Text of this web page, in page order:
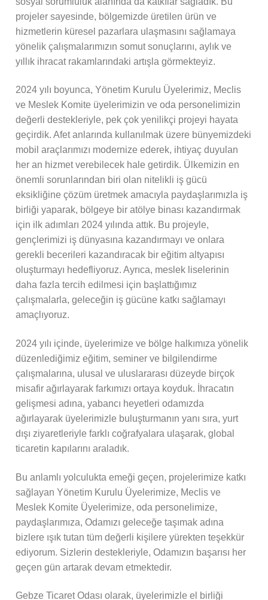
projeler sayesinde, bölgemizde üretilen ürün ve
hizmetlerin küresel pazarlara ulaşmasını sağlamaya
yönelik çalışmalarımızın somut sonuçlarını, aylık ve
yıllık ihracat rakamlarındaki artışla görmekteyiz.
2024 yılı boyunca, Yönetim Kurulu Üyelerimiz, Meclis
ve Meslek Komite üyelerimizin ve oda personelimizin
değerli destekleriyle, pek çok yenilikçi projeyi hayata
geçirdik. Afet anlarında kullanılmak üzere bünyemizdeki
mobil araçlarımızı modernize ederek, ihtiyaç duyulan
her an hizmet verebilecek hale getirdik. Ülkemizin en
önemli sorunlarından biri olan nitelikli iş gücü
eksikliğine çözüm üretmek amacıyla paydaşlarımızla iş
birliği yaparak, bölgeye bir atölye binası kazandırmak
için ilk adımları 2024 yılında attık. Bu projeyle,
gençlerimizi iş dünyasına kazandırmayı ve onlara
gerekli becerileri kazandıracak bir eğitim altyapısı
oluşturmayı hedefliyoruz. Ayrıca, meslek liselerinin
daha fazla tercih edilmesi için başlattığımız
çalışmalarla, geleceğin iş gücüne katkı sağlamayı
amaçlıyoruz.
2024 yılı içinde, üyelerimize ve bölge halkımıza yönelik
düzenlediğimiz eğitim, seminer ve bilgilendirme
çalışmalarına, ulusal ve uluslararası düzeyde birçok
misafir ağırlayarak farkımızı ortaya koyduk. İhracatın
gelişmesi adına, yabancı heyetleri odamızda
ağırlayarak üyelerimizle buluşturmanın yanı sıra, yurt
dışı ziyaretleriyle farklı coğrafyalara ulaşarak, global
ticaretin kapılarını araladık.
Bu anlamlı yolculukta emeği geçen, projelerimize katkı
sağlayan Yönetim Kurulu Üyelerimize, Meclis ve
Meslek Komite Üyelerimize, oda personelimize,
paydaşlarımıza, Odamızı geleceğe taşımak adına
bizlere ışık tutan tüm değerli kişilere yürekten teşekkür
ediyorum. Sizlerin destekleriyle, Odamızın başarısı her
geçen gün artarak devam etmektedir.
Gebze Ticaret Odası olarak, üyelerimizle el birliği